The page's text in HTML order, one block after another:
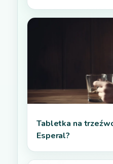
Tabletka na
Esperal?